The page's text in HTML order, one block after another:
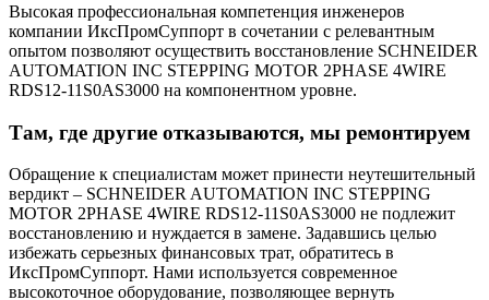
Высокая профессиональная компетенция инженеров
компании ИксПромСуппорт в сочетании с релевантным
опытом позволяют осуществить восстановление SCHNEIDER
AUTOMATION INC STEPPING MOTOR 2PHASE 4WIRE
RDS12-11S0AS3000 на компонентном уровне.
Там, где другие отказываются, мы ремонтируем
Обращение к специалистам может принести неутешительный
вердикт – SCHNEIDER AUTOMATION INC STEPPING
MOTOR 2PHASE 4WIRE RDS12-11S0AS3000 не подлежит
восстановлению и нуждается в замене. Задавшись целью
избежать серьезных финансовых трат, обратитесь в
ИксПромСуппорт. Нами используется современное
высокоточное оборудование, позволяющее вернуть